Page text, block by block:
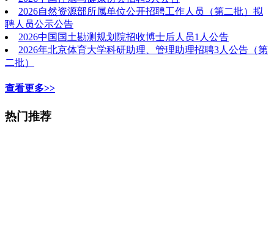
2026自然资源部所属单位公开招聘工作人员（第二批）拟
聘人员公示公告
2026中国国土勘测规划院招收博士后人员1人公告
2026年北京体育大学科研助理、管理助理招聘3人公告（第
二批）
查看更多>>
热门推荐